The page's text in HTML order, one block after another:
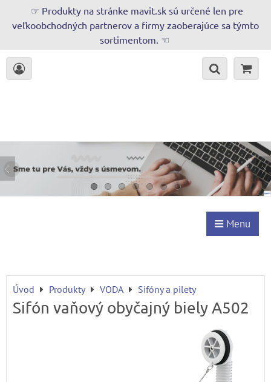
☞ Produkty na stránke mavit.sk sú určené len pre
veľkoobchodných partnerov a firmy zaoberajúce sa týmto
sortimentom. ☜
Menu
Úvod Produkty VODA Sifóny a pilety
Sifón vaňový obyčajný biely A502